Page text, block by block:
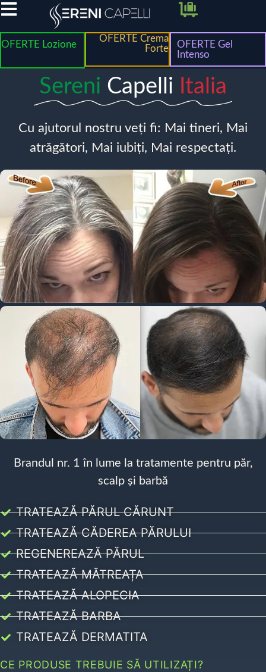
OFERTE Lozione
OFERTE Crema
Forte
OFERTE Gel
Intenso
Sereni Capelli Italia
Cu ajutorul nostru veți fi: Mai tineri, Mai
atrăgători, Mai iubiți, Mai respectați.
Brandul nr. 1 în lume la tratamente pentru păr,
scalp și barbă
TRATEAZĂ PĂRUL CĂRUNT
TRATEAZĂ CĂDEREA PĂRULUI
REGENEREAZĂ PĂRUL
TRATEAZĂ MĂTREAȚA
TRATEAZĂ ALOPECIA
TRATEAZĂ BARBA
TRATEAZĂ DERMATITA
CE PRODUSE TREBUIE SĂ UTILIZAȚI?